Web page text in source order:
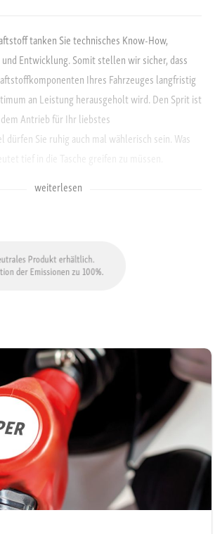
tanken Sie technisches Know-How,
Entwicklung. Somit stellen wir sicher, dass
Ihres Fahrzeuges langfristig
an Leistung herausgeholt wird. Den Sprit ist
Antrieb für Ihr liebstes
Sie ruhig auch mal wählerisch sein. Was
tief in die Tasche greifen zu müssen.
Betriebsstoffe, wie AdBlue, alternative
oder mit Wirkstoffen angereicherte Kraftstoffe.
tour.DIESEL
weiterlesen